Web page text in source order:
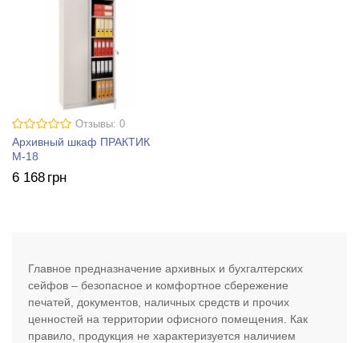
Отзывы: 0
Архивный шкаф ПРАКТИК
М-18
6 168 грн
Главное предназначение архивных и бухгалтерских
сейфов – безопасное и комфортное сбережение
печатей, документов, наличных средств и прочих
ценностей на территории офисного помещения. Как
правило, продукция не характеризуется наличием